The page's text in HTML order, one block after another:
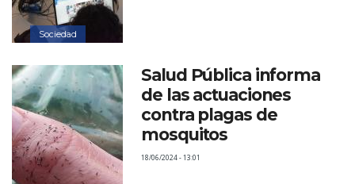
Sociedad
Salud Pública informa
de las actuaciones
contra plagas de
mosquitos
18/06/2024 - 13:01